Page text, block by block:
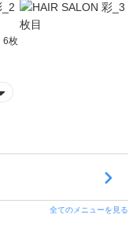
6枚
全てのメニューを見る